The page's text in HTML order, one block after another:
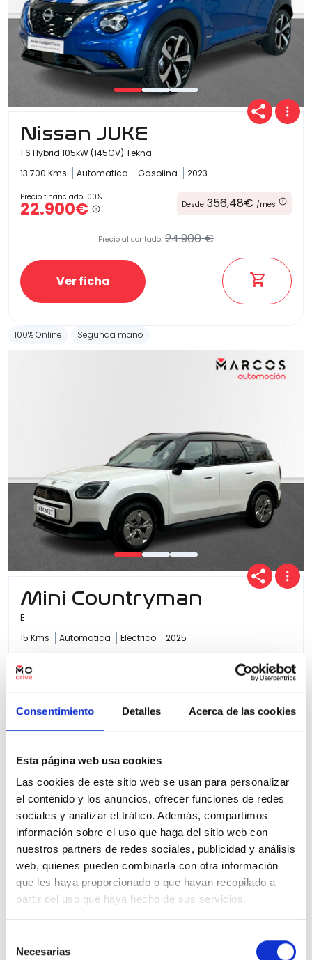
Consentimiento Detalles Acerca de las cookies
Esta página web usa cookies
Las cookies de este sitio web se usan para personalizar
el contenido y los anuncios, ofrecer funciones de redes
sociales y analizar el tráfico. Además, compartimos
información sobre el uso que haga del sitio web con
nuestros partners de redes sociales, publicidad y análisis
web, quienes pueden combinarla con otra información
que les haya proporcionado o que hayan recopilado a
partir del uso que haya hecho de sus servicios.
Necesarias
Nissan JUKE
1.6 Hybrid 105kW (145CV) Tekna
13.700 Kms
Automatica Gasolina 2023
Precio financiado 100%
22.900€ Desde 356,48€ /mes
Precio al contado: 24.900 €
Ver ficha
100% Online Segunda mano
Mini Countryman
E
15 Kms
Automatica Electrico 2025
40.500€ 630,46€/mes
41.500 €
100% Online Segunda mano